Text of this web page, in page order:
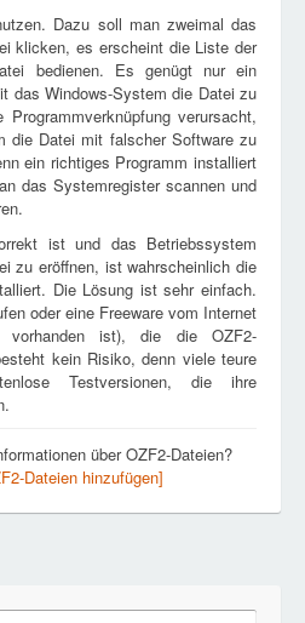
Dazu soll man zweimal das
klicken, es erscheint die Liste der
bedienen. Es genügt nur ein
das Windows-System die Datei zu
verursacht,
die Datei mit falscher Software zu
ein richtiges Programm installiert
das Systemregister scannen und
ist und das Betriebssystem
zu eröffnen, ist wahrscheinlich die
Die Lösung ist sehr einfach.
oder eine Freeware vom Internet
vorhanden ist), die die OZF2-
kein Risiko, denn viele teure
Testversionen, die ihre
über OZF2-Dateien?
Dateien hinzufügen]